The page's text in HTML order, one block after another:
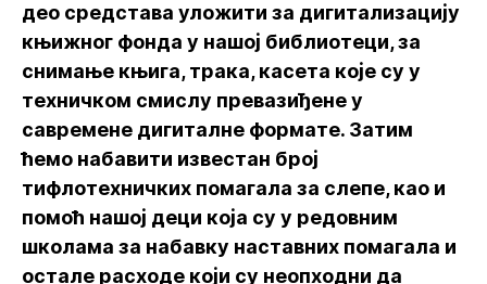
део средстава уложити за дигитализацију
књижног фонда у нашој библиотеци, за
снимање књига, трака, касета које су у
техничком смислу превазиђене у
савремене дигиталне формате. Затим
ћемо набавити известан број
тифлотехничких помагала за слепе, као и
помоћ нашој деци која су у редовним
школама за набавку наставних помагала и
остале расходе који су неопходни да